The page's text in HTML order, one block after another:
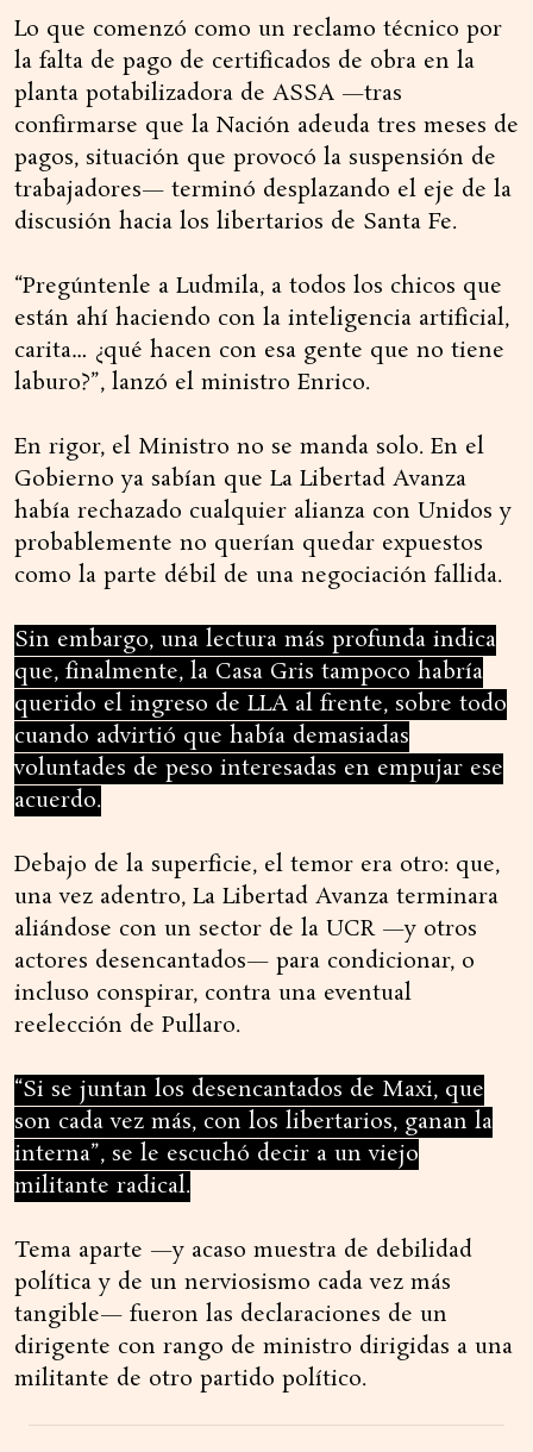
Lo que comenzó como un reclamo técnico por
la falta de pago de certificados de obra en la
planta potabilizadora de ASSA —tras
confirmarse que la Nación adeuda tres meses de
pagos, situación que provocó la suspensión de
trabajadores— terminó desplazando el eje de la
discusión hacia los libertarios de Santa Fe.
“Pregúntenle a Ludmila, a todos los chicos que
están ahí haciendo con la inteligencia artificial,
carita… ¿qué hacen con esa gente que no tiene
laburo?”, lanzó el ministro Enrico.
En rigor, el Ministro no se manda solo. En el
Gobierno ya sabían que La Libertad Avanza
había rechazado cualquier alianza con Unidos y
probablemente no querían quedar expuestos
como la parte débil de una negociación fallida.
Sin embargo, una lectura más profunda indica
que, finalmente, la Casa Gris tampoco habría
querido el ingreso de LLA al frente, sobre todo
cuando advirtió que había demasiadas
voluntades de peso interesadas en empujar ese
acuerdo.
Debajo de la superficie, el temor era otro: que,
una vez adentro, La Libertad Avanza terminara
aliándose con un sector de la UCR —y otros
actores desencantados— para condicionar, o
incluso conspirar, contra una eventual
reelección de Pullaro.
“Si se juntan los desencantados de Maxi, que
son cada vez más, con los libertarios, ganan la
interna”, se le escuchó decir a un viejo
militante radical.
Tema aparte —y acaso muestra de debilidad
política y de un nerviosismo cada vez más
tangible— fueron las declaraciones de un
dirigente con rango de ministro dirigidas a una
militante de otro partido político.